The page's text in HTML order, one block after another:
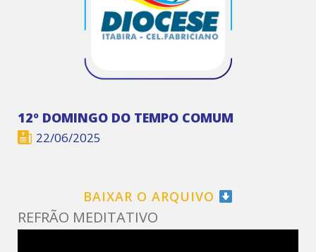
12º DOMINGO DO TEMPO COMUM
22/06/2025
BAIXAR O ARQUIVO
REFRÃO MEDITATIVO